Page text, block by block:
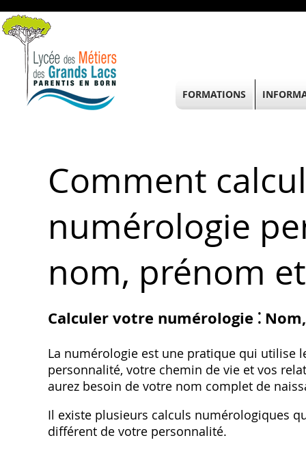
Comment
numérologie
nom, prénom
Calculer votre numérologie ⁚
La numérologie est une pratique qui utilise
personnalité, votre chemin de vie et vos
aurez besoin de votre nom complet de
Il existe plusieurs calculs numérologiques
différent de votre personnalité.
FORMATIONS